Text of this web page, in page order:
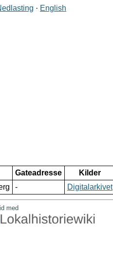
· English
Gateadresse Kilder
- Digitalarkivet
med